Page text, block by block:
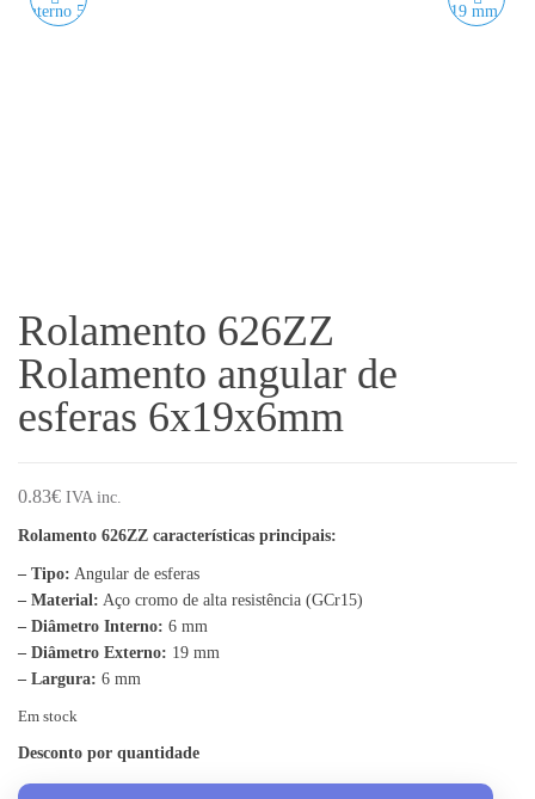
Rolamento 626ZZ
Rolamento angular de
esferas 6x19x6mm
0.83€ IVA inc.
Rolamento 626ZZ características principais:
– Tipo: Angular de esferas
– Material: Aço cromo de alta resistência (GCr15)
– Diâmetro Interno: 6 mm
– Diâmetro Externo: 19 mm
– Largura: 6 mm
Em stock
Desconto por quantidade